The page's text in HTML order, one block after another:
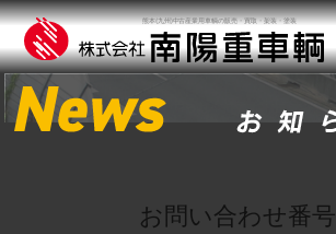
熊本(九州)中古産業用車輌の販売・買取・架装・塗装
お問い合わせ番号